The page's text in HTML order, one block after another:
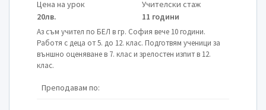
Цена на урок
20лв.
Учителски стаж
11 години
Аз съм учител по БЕЛ в гр. София вече 10 години.
Работя с деца от 5. до 12. клас. Подготвям ученици за
външно оценяване в 7. клас и зрелостен изпит в 12.
клас.
Преподавам по: